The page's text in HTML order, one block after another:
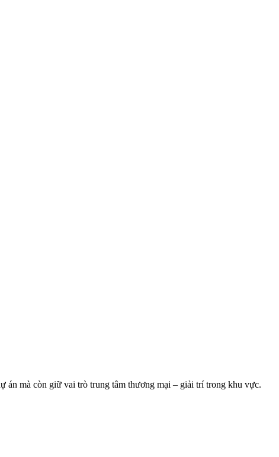
án mà còn giữ vai trò trung tâm thương mại – giải trí trong khu vực.